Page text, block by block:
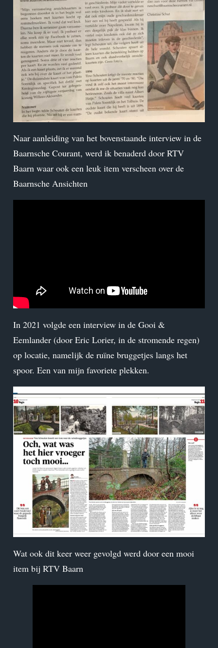
Naar aanleiding van het bovenstaande interview in de
Baarnsche Courant, werd ik benaderd door RTV
Baarn waar ook een leuk item verscheen over de
Baarnsche Ansichten
In 2021 volgde een interview in de Gooi &
Eemlander (door Eric Lorier, in de stromende regen)
op locatie, namelijk de ruïne bruggetjes langs het
spoor. Een van mijn favoriete plekken.
Wat ook dit keer weer gevolgd werd door een mooi
item bij RTV Baarn